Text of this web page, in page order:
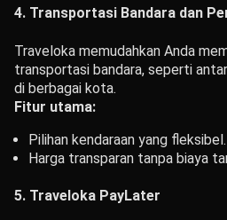
4. Transportasi Bandara dan
Traveloka memudahkan Anda
transportasi bandara, seperti
di berbagai kota.
Fitur utama:
Pilihan kendaraan yang fleksibel.
Harga transparan tanpa biaya
5. Traveloka PayLater